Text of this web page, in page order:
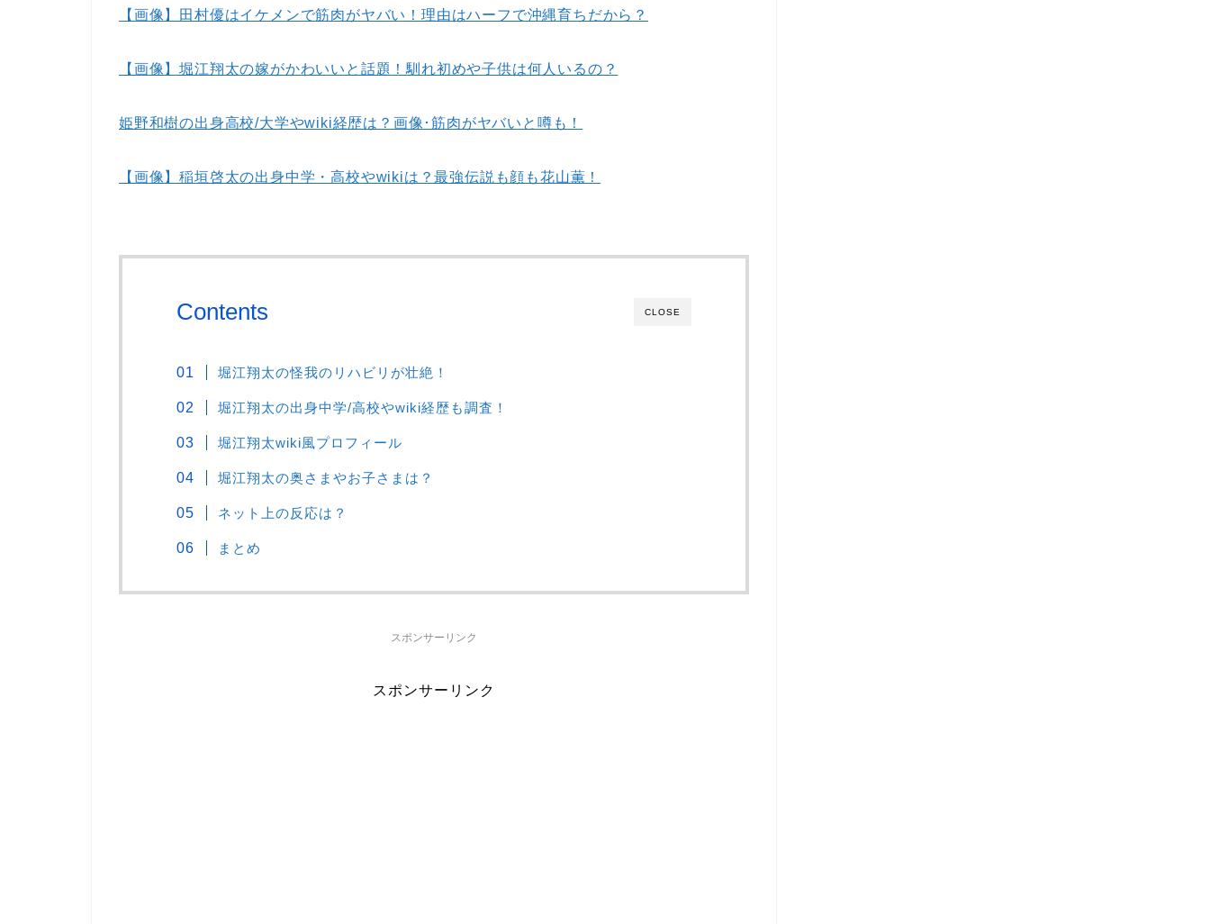
【画像】田村優はイケメンで筋肉がヤバい！理由はハーフで沖縄育ちだから？
【画像】堀江翔太の嫁がかわいいと話題！馴れ初めや子供は何人いるの？
姫野和樹の出身高校/大学やwiki経歴は？画像･筋肉がヤバいと噂も！
【画像】稲垣啓太の出身中学・高校やwikiは？最強伝説も顔も花山薫！
CLOSE
Contents
堀江翔太の怪我のリハビリが壮絶！
堀江翔太の出身中学/高校やwiki経歴も調査！
堀江翔太wiki風プロフィール
堀江翔太の奥さまやお子さまは？
ネット上の反応は？
まとめ
スポンサーリンク
スポンサーリンク